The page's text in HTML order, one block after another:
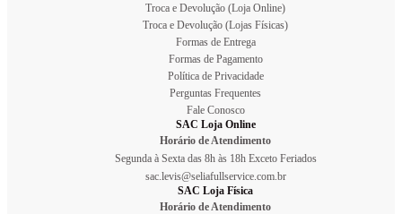
Troca e Devolução (Loja Online)
Troca e Devolução (Lojas Físicas)
Formas de Entrega
Formas de Pagamento
Política de Privacidade
Perguntas Frequentes
Fale Conosco
SAC Loja Online
Horário de Atendimento
Segunda à Sexta das 8h às 18h Exceto Feriados
sac.levis@seliafullservice.com.br
SAC Loja Física
Horário de Atendimento